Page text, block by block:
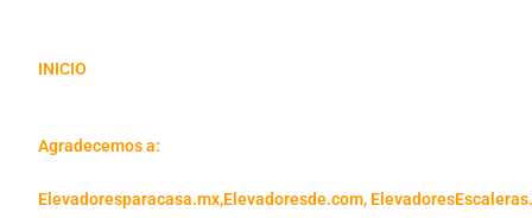
INICIO
Agradecemos a:
Elevadoresparacasa.mx,Elevadoresde.com,